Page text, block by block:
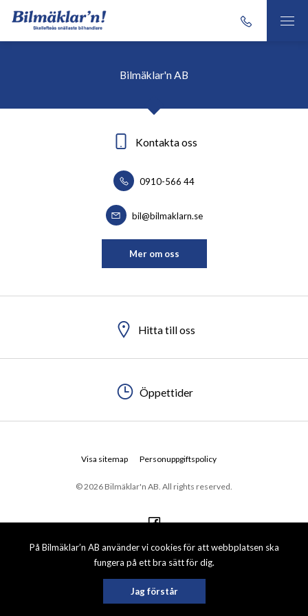
På Bilmäklar’n AB använder vi cookies för att webbplatsen ska
fungera på ett bra sätt för dig.
Jag förstår
Bilmäklar'n AB
Kontakta oss
0910-566 44
bil@bilmaklarn.se
Mer om oss
Hitta till oss
Öppettider
© 2026 Bilmäklar'n AB. All rights reserved.
Visa sitemap Personuppgiftspolicy